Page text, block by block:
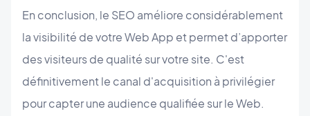
En conclusion, le SEO améliore considérablement
la visibilité de votre Web App et permet d’apporter
des visiteurs de qualité sur votre site. C'est
définitivement le canal d'acquisition à privilégier
pour capter une audience qualifiée sur le Web.